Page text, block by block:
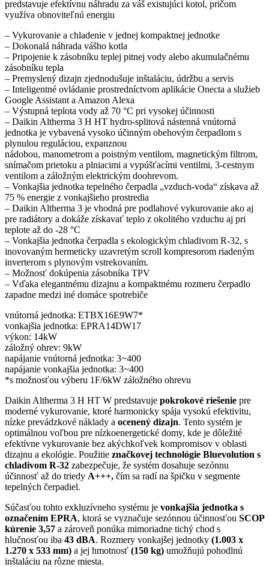
predstavuje efektívnu náhradu za váš existujúci kotol, pričom
využíva obnoviteľnú energiu
– Vykurovanie a chladenie v jednej kompaktnej jednotke
– Dokonalá náhrada vášho kotla
– Pripojenie k zásobníku teplej pitnej vody alebo akumulačnému
zásobníku tepla
– Premyslený dizajn zjednodušuje inštaláciu, údržbu a servis
– Inteligentné ovládanie prostredníctvom aplikácie Onecta a služieb
Google Assistant a Amazon Alexa
– Výstupná teplota vody až 70 °C pri vysokej účinnosti
– Daikin Altherma 3 H HT hydro-splitová nástenná vnútorná
jednotka je vybavená vysoko účinným obehovým čerpadlom s
plynulou reguláciou, expanznou
nádobou, manometrom a poistným ventilom, magnetickým filtrom,
snímačom prietoku a plniacimi a vypúšťacími ventilmi, 3-cestnym
ventilom a záložným elektrickým doohrevom.
– Vonkajšia jednotka tepelného čerpadla „vzduch-voda“ získava až
75 % energie z vonkajšieho prostredia
– Daikin Altherma 3 je vhodná pre podlahové vykurovanie ako aj
pre radiátory a dokáže získavať teplo z okolitého vzduchu aj pri
teplote až do -28 °C
– Vonkajšia jednotka čerpadla s ekologickým chladivom R-32, s
inovovaným hermeticky uzavretým scroll kompresorom riadeným
inverterom s plynovým vstrekovaním.
– Možnosť dokúpenia zásobníka TPV
– Vďaka elegantnému dizajnu a kompaktnému rozmeru čerpadlo
zapadne medzi iné domáce spotrebiče
vnútorná jednotka: ETBX16E9W7*
vonkajšia jednotka: EPRA14DW17
výkon: 14kW
záložný ohrev: 9kW
napájanie vnútorná jednotka: 3~400
napájanie vonkajšia jednotka: 3~400
*s možnosťou výberu 1F/6kW záložného ohrevu
Daikin Altherma 3 H HT W predstavuje pokrokové riešenie pre
moderné vykurovanie, ktoré harmonicky spája vysokú efektivitu,
nízke prevádzkové náklady a ocenený dizajn. Tento systém je
optimálnou voľbou pre nízkoenergetické domy, kde je dôležité
efektívne vykurovanie bez akýchkoľvek kompromisov v oblasti
dizajnu a ekológie. Použitie značkovej technológie Bluevolution s
chladivom R-32 zabezpečuje, že systém dosahuje sezónnu
účinnosť až do triedy A+++, čím sa radí na špičku v segmente
tepelných čerpadiel.
Súčasťou tohto exkluzívneho systému je vonkajšia jednotka s
označením EPRA, ktorá se vyznačuje sezónnou účinnosťou SCOP
kúrenie 3,57 a zároveň ponúka mimoriadne tichý chod s
hlučnosťou iba 43 dBA. Rozmery vonkajšej jednotky (1.003 x
1.270 x 533 mm) a jej hmotnosť (150 kg) umožňujú pohodlnú
inštaláciu na rôzne miesta.